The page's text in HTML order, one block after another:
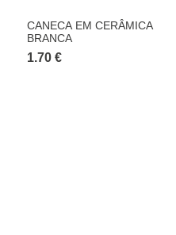
CANECA EM CERÂMICA
BRANCA
1.70 €